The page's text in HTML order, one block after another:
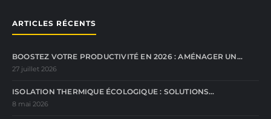
ARTICLES RÉCENTS
BOOSTEZ VOTRE PRODUCTIVITÉ EN 2026 : AMÉNAGER UN…
27 juillet 2026
ISOLATION THERMIQUE ÉCOLOGIQUE : SOLUTIONS…
8 mai 2026